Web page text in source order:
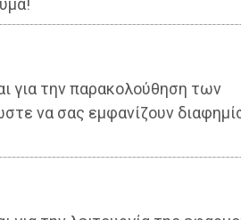
για την παρακολούθηση των
να σας εμφανίζουν